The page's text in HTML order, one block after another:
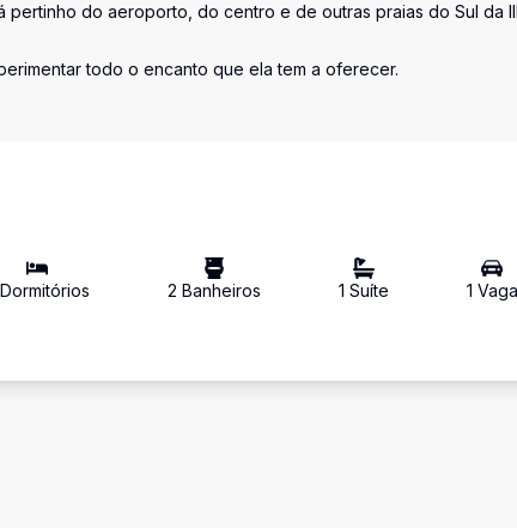
pertinho do aeroporto, do centro e de outras praias do Sul da
todo o encanto que ela tem a oferecer.
Dormitórios 2 Banheiros 1 Suíte 1 Vaga